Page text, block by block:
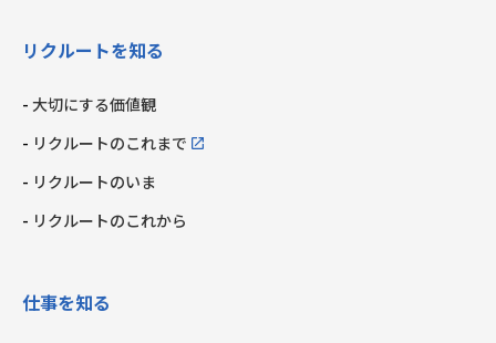
リクルートを知る
大切にする価値観
リクルートのこれまで
リクルートのいま
リクルートのこれから
仕事を知る